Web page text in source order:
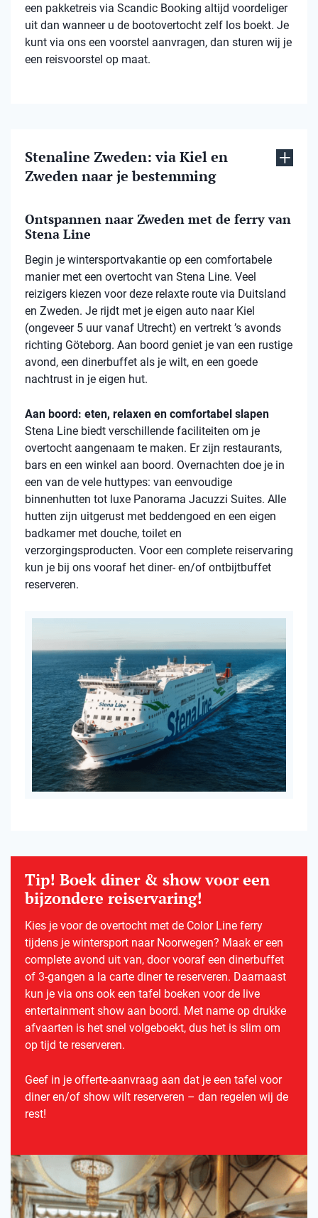
een pakketreis via Scandic Booking altijd voordeliger
uit dan wanneer u de bootovertocht zelf los boekt. Je
kunt via ons een voorstel aanvragen, dan sturen wij je
een reisvoorstel op maat.
Stenaline Zweden: via Kiel en
Zweden naar je bestemming
Ontspannen naar Zweden met de ferry van
Stena Line
Begin je wintersportvakantie op een comfortabele
manier met een overtocht van Stena Line. Veel
reizigers kiezen voor deze relaxte route via Duitsland
en Zweden. Je rijdt met je eigen auto naar Kiel
(ongeveer 5 uur vanaf Utrecht) en vertrekt ’s avonds
richting Göteborg. Aan boord geniet je van een rustige
avond, een dinerbuffet als je wilt, en een goede
nachtrust in je eigen hut.
Aan boord: eten, relaxen en comfortabel slapen
Stena Line biedt verschillende faciliteiten om je
overtocht aangenaam te maken. Er zijn restaurants,
bars en een winkel aan boord. Overnachten doe je in
een van de vele huttypes: van eenvoudige
binnenhutten tot luxe Panorama Jacuzzi Suites. Alle
hutten zijn uitgerust met beddengoed en een eigen
badkamer met douche, toilet en
verzorgingsproducten. Voor een complete reiservaring
kun je bij ons vooraf het diner- en/of ontbijtbuffet
reserveren.
Tip! Boek diner & show voor een
bijzondere reiservaring!
Kies je voor de overtocht met de Color Line ferry
tijdens je wintersport naar Noorwegen? Maak er een
complete avond uit van, door vooraf een dinerbuffet
of 3-gangen a la carte diner te reserveren. Daarnaast
kun je via ons ook een tafel boeken voor de live
entertainment show aan boord. Met name op drukke
afvaarten is het snel volgeboekt, dus het is slim om
op tijd te reserveren.
Geef in je offerte-aanvraag aan dat je een tafel voor
diner en/of show wilt reserveren – dan regelen wij de
rest!